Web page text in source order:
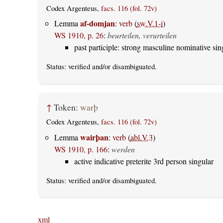
Codex Argenteus, facs. 116 (fol. 72v)
Lemmaaf-domjan: verb(sw.V.1-i)
WS 1910, p. 26: beurteilen, verurteilen
past participle: strong masculine nominative
Status: verifiedand/or disambiguated.
↑ Token: warþ
Codex Argenteus, facs. 116 (fol. 72v)
Lemma wairþan: verb(abl.V.3)
WS 1910, p. 166: werden
active indicative preterite 3rd person singular
Status: verifiedand/or disambiguated.
xml